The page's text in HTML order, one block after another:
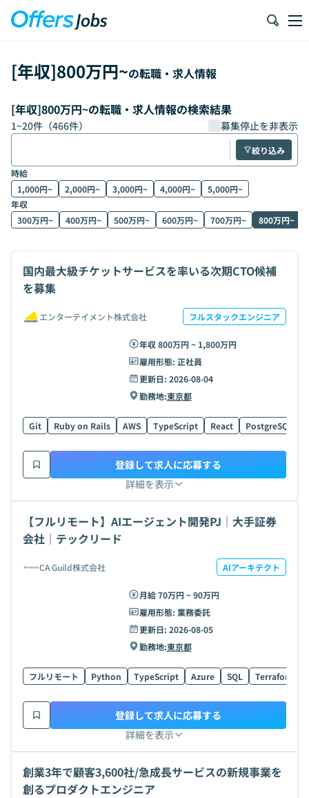
[年収]800万円~の転職・求人情報
[年収]800万円~の転職・求人情報の検索結果
1~20件（466件） 募集停止を非表示
絞り込み
時給
1,000円~
2,000円~ 3,000円~ 4,000円~
5,000円~
年収
300万円~
400万円~ 500万円~ 600万円~ 700万円~ 800万円~
国内最大級チケットサービスを率いる次期CTO候補
を募集
エンターテイメント株式会社 フルスタックエンジニア
年収 800万円 ~ 1,800万円
雇用形態: 正社員
更新日: 2026-08-04
勤務地:東京都
Git Ruby on Rails AWS TypeScript React PostgreSQL
詳細を表示
登録して求人に応募する
【フルリモート】AIエージェント開発PJ｜大手証券
会社｜テックリード
CA Guild株式会社 AIアーキテクト
月給 70万円 ~ 90万円
雇用形態: 業務委託
更新日: 2026-08-05
勤務地:東京都
フルリモート Python TypeScript Azure SQL Terraform
詳細を表示
登録して求人に応募する
創業3年で顧客3,600社/急成長サービスの新規事業を
創るプロダクトエンジニア